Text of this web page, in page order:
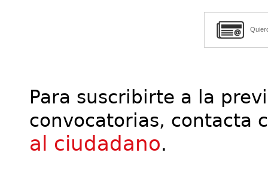
Para suscribirte a la
convocatorias, contacta
al ciudadano.